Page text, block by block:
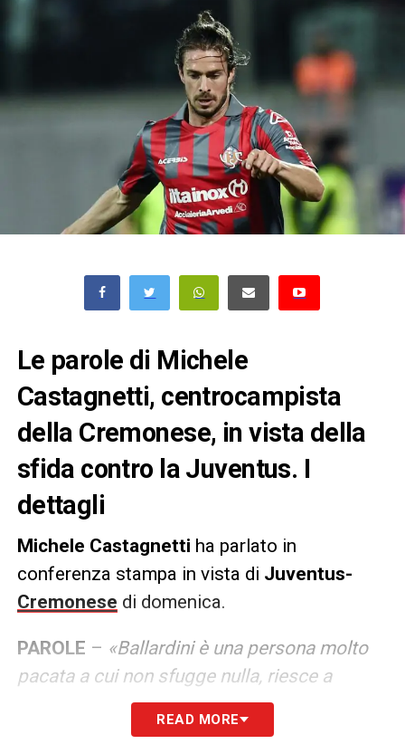
Le parole di Michele
Castagnetti, centrocampista
della Cremonese, in vista della
sfida contro la Juventus. I
dettagli
Michele Castagnetti ha parlato in
conferenza stampa in vista di Juventus-
Cremonese di domenica.
PAROLE – «Ballardini è una persona molto
pacata a cui non sfugge nulla, riesce a
trovare in noi la serenità. Forse è quello che
ci voleva in un momento in cui le cose non
READ MORE